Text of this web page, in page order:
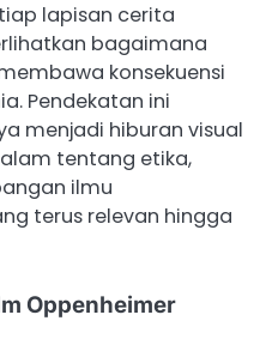
lapisan cerita
bagaimana
konsekuensi
Pendekatan ini
menjadi hiburan visual
tentang etika,
ilmu
terus relevan hingga
Oppenheimer